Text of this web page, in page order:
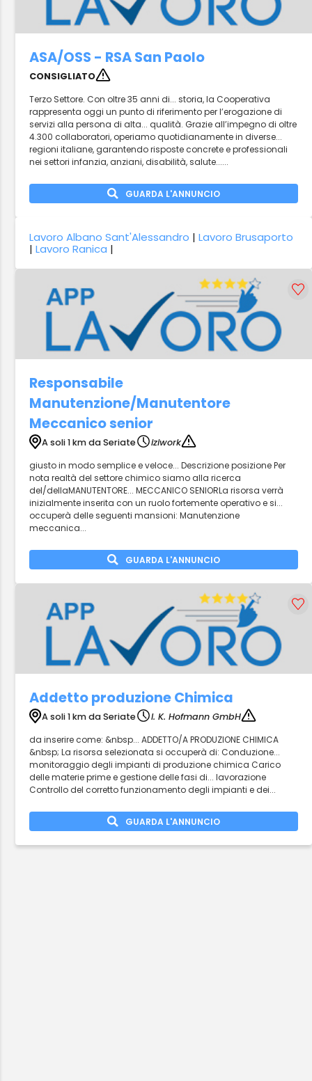
ASA/OSS - RSA San Paolo
CONSIGLIATO
Terzo Settore. Con oltre 35 anni di... storia, la Cooperativa
rappresenta oggi un punto di riferimento per l’erogazione di
servizi alla persona di alta... qualità. Grazie all’impegno di oltre
4.300 collaboratori, operiamo quotidianamente in diverse...
regioni italiane, garantendo risposte concrete e professionali
nei settori infanzia, anziani, disabilità, salute......
GUARDA L'ANNUNCIO
Lavoro Albano Sant'Alessandro |Lavoro Brusaporto
|Lavoro Ranica |
Responsabile
Manutenzione/Manutentore
Meccanico senior
A soli 1 km da Seriate
iziwork
giusto in modo semplice e veloce... Descrizione posizione Per
nota realtà del settore chimico siamo alla ricerca
del/dellaMANUTENTORE... MECCANICO SENIORLa risorsa verrà
inizialmente inserita con un ruolo fortemente operativo e si...
occuperà delle seguenti mansioni: Manutenzione
meccanica...
GUARDA L'ANNUNCIO
Addetto produzione Chimica
A soli 1 km da Seriate
I. K. Hofmann GmbH
da inserire come: &nbsp... ADDETTO/A PRODUZIONE CHIMICA
&nbsp; La risorsa selezionata si occuperà di: Conduzione...
monitoraggio degli impianti di produzione chimica Carico
delle materie prime e gestione delle fasi di... lavorazione
Controllo del corretto funzionamento degli impianti e dei...
GUARDA L'ANNUNCIO